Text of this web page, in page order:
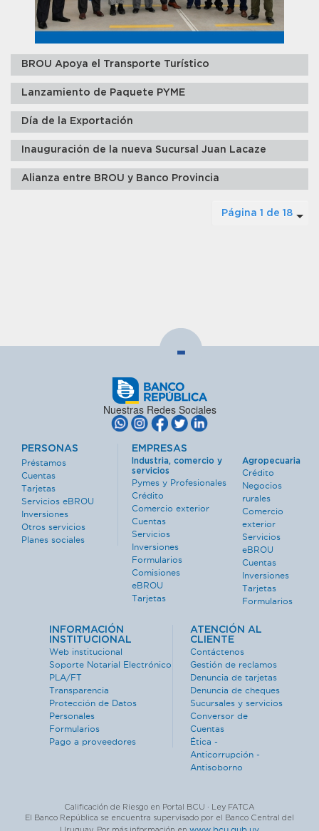
BROU Apoya el Transporte Turístico
Lanzamiento de Paquete PYME
Día de la Exportación
Inauguración de la nueva Sucursal Juan Lacaze
Alianza entre BROU y Banco Provincia
Página 1 de 18
-
Nuestras Redes Sociales
PERSONAS
Préstamos
Cuentas
Tarjetas
Servicios eBROU
Inversiones
Otros servicios
Planes sociales
EMPRESAS
Industria, comercio y
servicios
Pymes y Profesionales
Crédito
Comercio exterior
Cuentas
Servicios
Inversiones
Formularios
Comisiones
eBROU
Tarjetas
Agropecuaria
Crédito
Negocios
rurales
Comercio
exterior
Servicios
eBROU
Cuentas
Inversiones
Tarjetas
Formularios
INFORMACIÓN
INSTITUCIONAL
Web institucional
Soporte Notarial Electrónico
PLA/FT
Transparencia
Protección de Datos
Personales
Formularios
Pago a proveedores
ATENCIÓN AL
CLIENTE
Contáctenos
Gestión de reclamos
Denuncia de tarjetas
Denuncia de cheques
Sucursales y servicios
Conversor de
Cuentas
Ética -
Anticorrupción -
Antisoborno
Calificación de Riesgo en Portal BCU · Ley FATCA
El Banco República se encuentra supervisado por el Banco Central del